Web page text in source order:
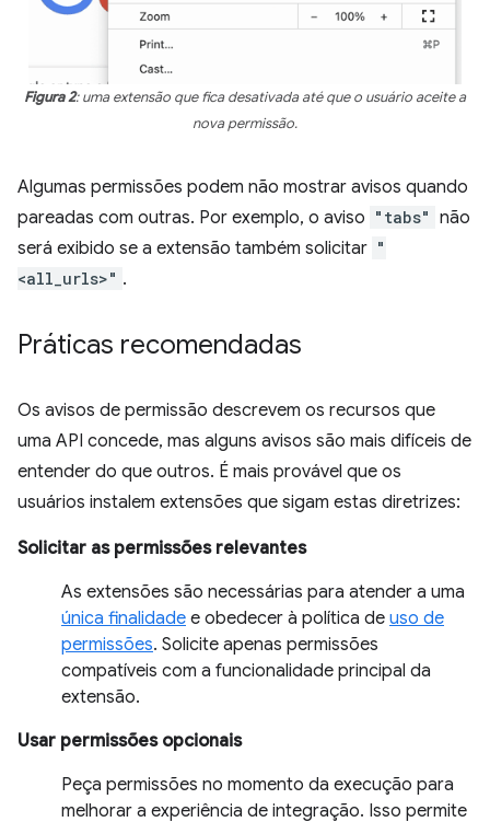
Figura 2: uma extensão que fica desativada até que o usuário aceite a
nova permissão.
Algumas permissões podem não mostrar avisos quando
pareadas com outras. Por exemplo, o aviso "tabs" não
será exibido se a extensão também solicitar "
<all_urls>" .
Práticas recomendadas
Os avisos de permissão descrevem os recursos que
uma API concede, mas alguns avisos são mais difíceis de
entender do que outros. É mais provável que os
usuários instalem extensões que sigam estas diretrizes:
Solicitar as permissões relevantes
As extensões são necessárias para atender a uma
única finalidade e obedecer à política de uso de
permissões. Solicite apenas permissões
compatíveis com a funcionalidade principal da
extensão.
Usar permissões opcionais
Peça permissões no momento da execução para
melhorar a experiência de integração. Isso permite